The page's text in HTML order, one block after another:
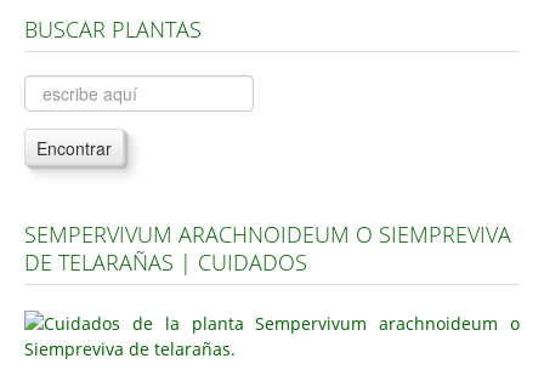
Árboles, Cicas y Palmeras de la G a la Z
Plantas Anuales y Perennes
Plantas Bulbosas y Acuáticas
Plantas de Interior
Plantas Aromáticas y de Huerto
Plantas Carnívoras y Orquídeas
Consejos
BUSCAR PLANTAS
Encontrar
SEMPERVIVUM ARACHNOIDEUM O SIEMPREVIVA
DE TELARAÑAS | CUIDADOS